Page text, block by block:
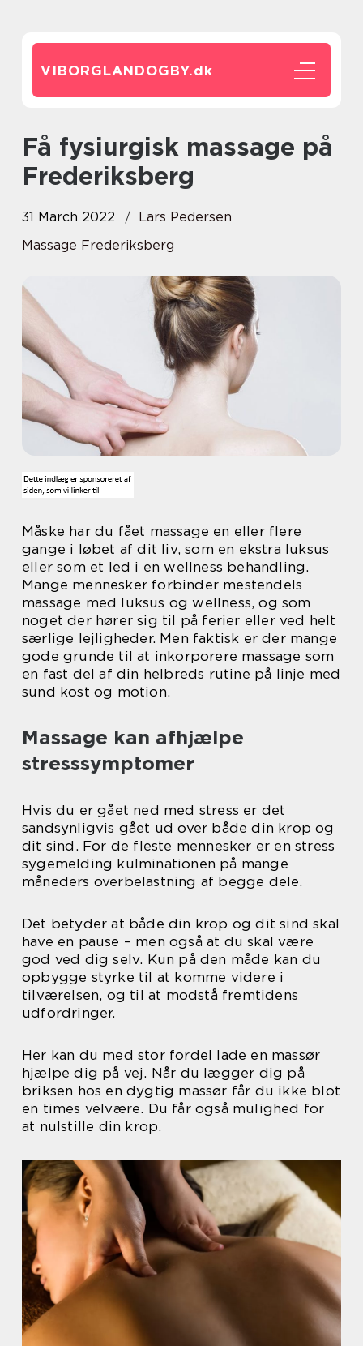
VIBORGLANDOGBY.dk
Få fysiurgisk massage på
Frederiksberg
31 March 2022
Lars Pedersen
Massage Frederiksberg
Måske har du fået massage en eller flere
gange i løbet af dit liv, som en ekstra luksus
eller som et led i en wellness behandling.
Mange mennesker forbinder mestendels
massage med luksus og wellness, og som
noget der hører sig til på ferier eller ved helt
særlige lejligheder. Men faktisk er der mange
gode grunde til at inkorporere massage som
en fast del af din helbreds rutine på linje med
sund kost og motion.
Massage kan afhjælpe
stresssymptomer
Hvis du er gået ned med stress er det
sandsynligvis gået ud over både din krop og
dit sind. For de fleste mennesker er en stress
sygemelding kulminationen på mange
måneders overbelastning af begge dele.
Det betyder at både din krop og dit sind skal
have en pause – men også at du skal være
god ved dig selv. Kun på den måde kan du
opbygge styrke til at komme videre i
tilværelsen, og til at modstå fremtidens
udfordringer.
Her kan du med stor fordel lade en massør
hjælpe dig på vej. Når du lægger dig på
briksen hos en dygtig massør får du ikke blot
en times velvære. Du får også mulighed for
at nulstille din krop.